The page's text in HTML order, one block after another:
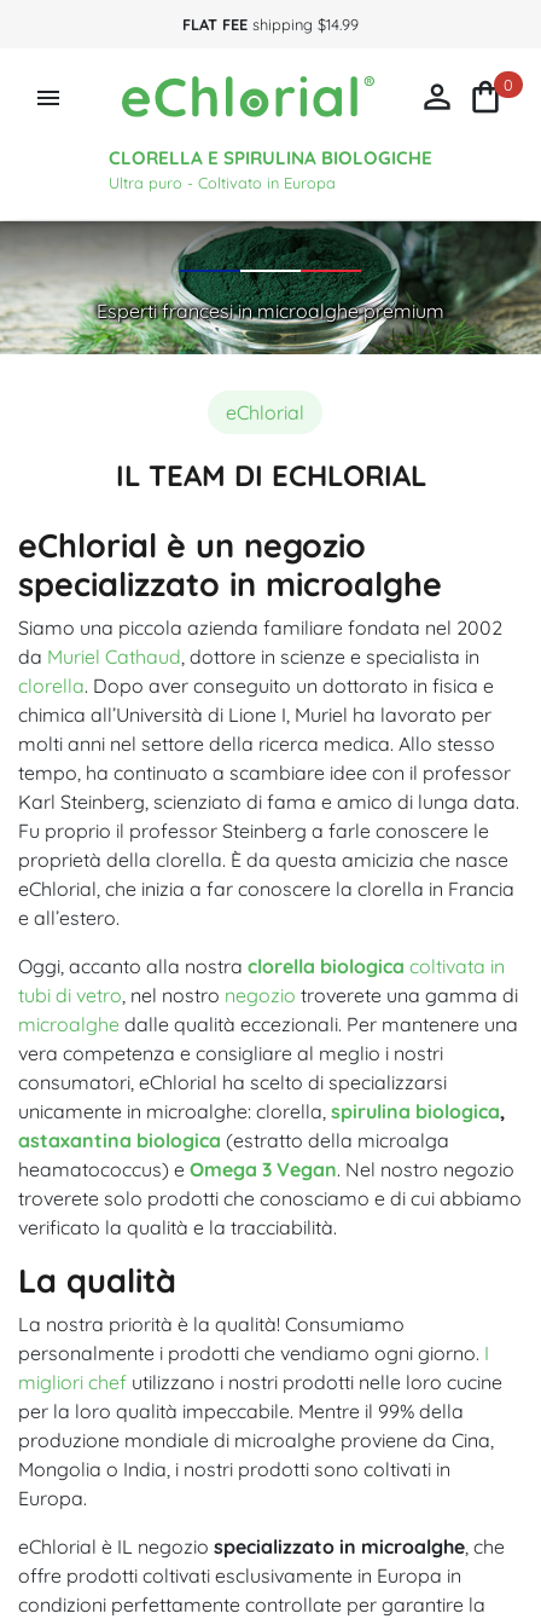
FLAT FEE shipping $14.99

CLORELLA E SPIRULINA BIOLOGICHE
Ultra puro - Coltivato in Europa
 0
Esperti francesi in microalghe premium
eChlorial
IL TEAM DI ECHLORIAL
eChlorial è un negozio
specializzato in microalghe
Siamo una piccola azienda familiare fondata nel 2002
da Muriel Cathaud , dottore in scienze e specialista in
clorella. Dopo aver conseguito un dottorato in fisica e
chimica all’Università di Lione I, Muriel ha lavorato per
molti anni nel settore della ricerca medica. Allo stesso
tempo, ha continuato a scambiare idee con il professor
Karl Steinberg, scienziato di fama e amico di lunga data.
Fu proprio il professor Steinberg a farle conoscere le
proprietà della clorella. È da questa amicizia che nasce
eChlorial, che inizia a far conoscere la clorella in Francia
e all’estero.
Oggi, accanto alla nostra clorella biologica coltivata in
tubi di vetro , nel nostro negozio troverete una gamma di
microalghe dalle qualità eccezionali. Per mantenere una
vera competenza e consigliare al meglio i nostri
consumatori, eChlorial ha scelto di specializzarsi
unicamente in microalghe: clorella, spirulina biologica,
astaxantina biologica (estratto della microalga
heamatococcus) e Omega 3 Vegan. Nel nostro negozio
troverete solo prodotti che conosciamo e di cui abbiamo
verificato la qualità e la tracciabilità.
La qualità
La nostra priorità è la qualità! Consumiamo
personalmente i prodotti che vendiamo ogni giorno. I
migliori chef utilizzano i nostri prodotti nelle loro cucine
per la loro qualità impeccabile. Mentre il 99% della
produzione mondiale di microalghe proviene da Cina,
Mongolia o India, i nostri prodotti sono coltivati in
Europa.
eChlorial è IL negozio specializzato in microalghe , che
offre prodotti coltivati esclusivamente in Europa in
condizioni perfettamente controllate per garantire la